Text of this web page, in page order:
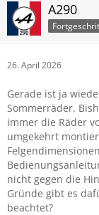
A290
26. April 2026
Gerade ist ja
Sommerräder.
immer die Räder
umgekehrt
nicht gegen die
Gründe gibt es
beachtet?